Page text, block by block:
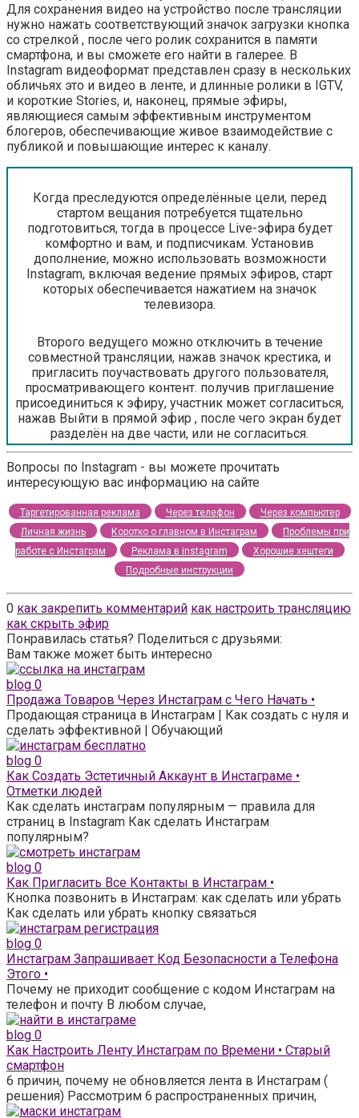
Для сохранения видео на устройство после трансляции
нужно нажать соответствующий значок загрузки кнопка
со стрелкой , после чего ролик сохранится в памяти
смартфона, и вы сможете его найти в галерее. В
Instagram видеоформат представлен сразу в нескольких
обличьях это и видео в ленте, и длинные ролики в IGTV,
и короткие Stories, и, наконец, прямые эфиры,
являющиеся самым эффективным инструментом
блогеров, обеспечивающие живое взаимодействие с
публикой и повышающие интерес к каналу.
Когда преследуются определённые цели, перед
стартом вещания потребуется тщательно
подготовиться, тогда в процессе Live-эфира будет
комфортно и вам, и подписчикам. Установив
дополнение, можно использовать возможности
Instagram, включая ведение прямых эфиров, старт
которых обеспечивается нажатием на значок
телевизора.
Второго ведущего можно отключить в течение
совместной трансляции, нажав значок крестика, и
пригласить поучаствовать другого пользователя,
просматривающего контент. получив приглашение
присоединиться к эфиру, участник может согласиться,
нажав Выйти в прямой эфир , после чего экран будет
разделён на две части, или не согласиться.
Вопросы по Instagram - вы можете прочитать
интересующую вас информацию на сайте
Таргетированная реклама Через телефон
Через компьютер
Личная жизнь
Коротко о главном в Инстаграм
Проблемы при
работе с Инстаграм
Реклама в instagram
Хорошие хештеги
Подробные инструкции
0 как закрепить комментарий как настроить трансляцию
как скрыть эфир
Понравилась статья? Поделиться с друзьями:
Вам также может быть интересно
blog 0
Продажа Товаров Через Инстаграм с Чего Начать •
Продающая страница в Инстаграм | Как создать с нуля и
сделать эффективной | Обучающий
blog 0
Как Создать Эстетичный Аккаунт в Инстаграме •
Отметки людей
Как сделать инстаграм популярным — правила для
страниц в Instagram Как сделать Инстаграм
популярным?
blog 0
Как Пригласить Все Контакты в Инстаграм •
Кнопка позвонить в Инстаграм: как сделать или убрать
Как сделать или убрать кнопку связаться
blog 0
Инстаграм Запрашивает Код Безопасности а Телефона
Этого •
Почему не приходит сообщение с кодом Инстаграм на
телефон и почту В любом случае,
blog 0
Как Настроить Ленту Инстаграм по Времени • Старый
смартфон
6 причин, почему не обновляется лента в Инстаграм (
решения) Рассмотрим 6 распространенных причин,